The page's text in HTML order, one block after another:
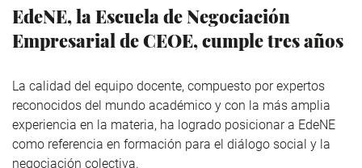
EdeNE, la Escuela de Negociación
Empresarial de CEOE, cumple tres años
La calidad del equipo docente, compuesto por expertos
reconocidos del mundo académico y con la más amplia
experiencia en la materia, ha logrado posicionar a EdeNE
como referencia en formación para el diálogo social y la
negociación colectiva.